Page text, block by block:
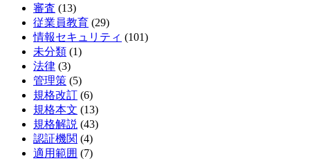
審査 (13)
従業員教育 (29)
情報セキュリティ (101)
未分類 (1)
法律 (3)
管理策 (5)
規格改訂 (6)
規格本文 (13)
規格解説 (43)
認証機関 (4)
適用範囲 (7)